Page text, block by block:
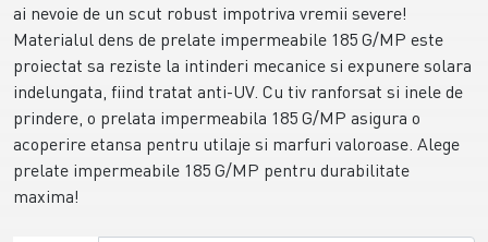
ai nevoie de un scut robust impotriva vremii severe!
Materialul dens de prelate impermeabile 185 G/MP este
proiectat sa reziste la intinderi mecanice si expunere solara
indelungata, fiind tratat anti-UV. Cu tiv ranforsat si inele de
prindere, o prelata impermeabila 185 G/MP asigura o
acoperire etansa pentru utilaje si marfuri valoroase. Alege
prelate impermeabile 185 G/MP pentru durabilitate
maxima!